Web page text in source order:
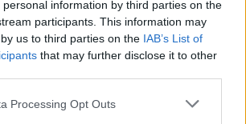
information by third parties on the
participants. This information may
us to third parties on the IAB’s List of
that may further disclose it to other
website/app uses one or more Google
Processing Opt Outs
a vitatkozgatás, a mentegetőzés
elfogadtad a játékszabályaikat!
az egésznek, vegye már észre
mindig az általuk felállított
kérik számon, amit ők soha sem
rendszeresen ennek! Tökéletes